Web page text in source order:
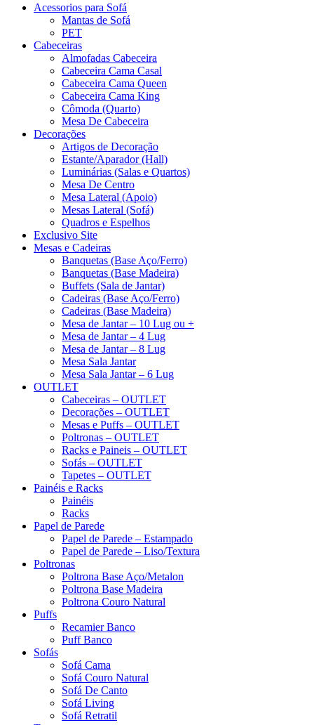
Acessorios para Sofá
Mantas de Sofá
PET
Cabeceiras
Almofadas Cabeceira
Cabeceira Cama Casal
Cabeceira Cama Queen
Cabeceira Cama King
Cômoda (Quarto)
Mesa De Cabeceira
Decorações
Artigos de Decoração
Estante/Aparador (Hall)
Luminárias (Salas e Quartos)
Mesa De Centro
Mesa Lateral (Apoio)
Mesas Lateral (Sofá)
Quadros e Espelhos
Exclusivo Site
Mesas e Cadeiras
Banquetas (Base Aço/Ferro)
Banquetas (Base Madeira)
Buffets (Sala de Jantar)
Cadeiras (Base Aço/Ferro)
Cadeiras (Base Madeira)
Mesa de Jantar – 10 Lug ou +
Mesa de Jantar – 4 Lug
Mesa de Jantar – 8 Lug
Mesa Sala Jantar
Mesa Sala Jantar – 6 Lug
OUTLET
Cabeceiras – OUTLET
Decorações – OUTLET
Mesas e Puffs – OUTLET
Poltronas – OUTLET
Racks e Paineis – OUTLET
Sofás – OUTLET
Tapetes – OUTLET
Painéis e Racks
Painéis
Racks
Papel de Parede
Papel de Parede – Estampado
Papel de Parede – Liso/Textura
Poltronas
Poltrona Base Aço/Metalon
Poltrona Base Madeira
Poltrona Couro Natural
Puffs
Recamier Banco
Puff Banco
Sofás
Sofá Cama
Sofá Couro Natural
Sofá De Canto
Sofá Living
Sofá Retratil